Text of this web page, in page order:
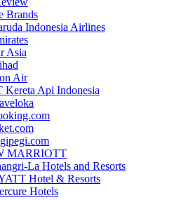
Brands
Indonesia Airlines
Asia
Air
Kereta Api Indonesia
MARRIOTT
La Hotels and Resorts
Hotel & Resorts
Hotels